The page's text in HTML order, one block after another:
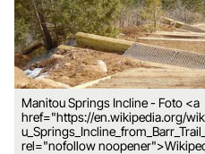
Manitou Springs Incline - Foto <a
href="https://en.wikipedia.org/
rel="nofollow